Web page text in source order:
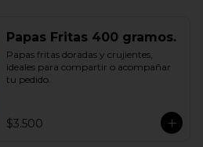
Papas Fritas 400 gramos.
Papas fritas doradas y crujientes,
ideales para compartir o acompañar
tu pedido.
$3.500